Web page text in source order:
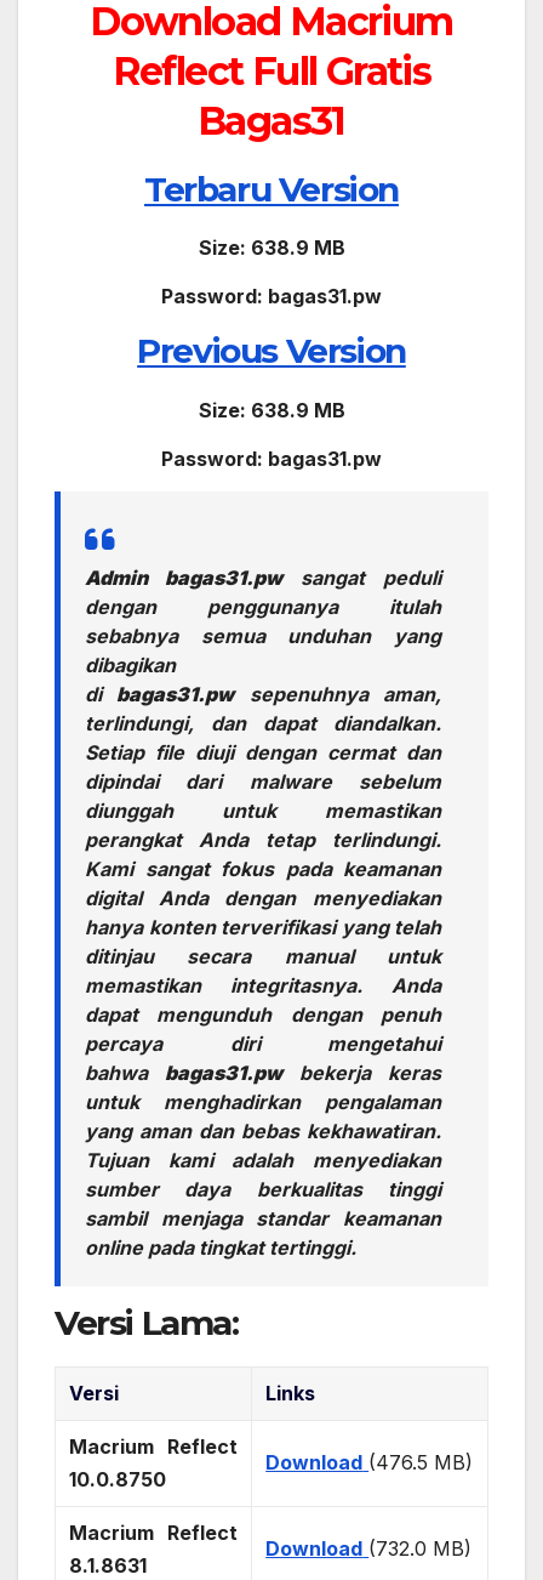
Download Macrium
Reflect Full Gratis
Bagas31
Terbaru Version
Size: 638.9 MB
Password: bagas31.pw
Previous Version
Size: 638.9 MB
Password: bagas31.pw
Admin bagas31.pwsangat peduli
dengan penggunanya itulah
sebabnya semua unduhan yang
dibagikan
di bagas31.pwsepenuhnya aman,
terlindungi, dan dapat diandalkan.
Setiap file diuji dengan cermat dan
dipindai dari malware sebelum
diunggah untuk memastikan
perangkat Anda tetap terlindungi.
Kami sangat fokus pada keamanan
digital Anda dengan menyediakan
hanya konten terverifikasi yang telah
ditinjau secara manual untuk
memastikan integritasnya. Anda
dapat mengunduh dengan penuh
percaya diri mengetahui
bahwa bagas31.pwbekerja keras
untuk menghadirkan pengalaman
yang aman dan bebas kekhawatiran.
Tujuan kami adalah menyediakan
sumber daya berkualitas tinggi
sambil menjaga standar keamanan
online pada tingkat tertinggi.
Versi Lama:
Versi Links
Macrium Reflect
10.0.8750
Download (476.5 MB)
Macrium Reflect
8.1.8631
Download (732.0 MB)